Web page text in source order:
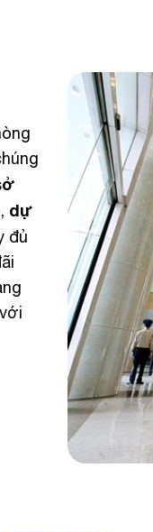
, dự
đủ